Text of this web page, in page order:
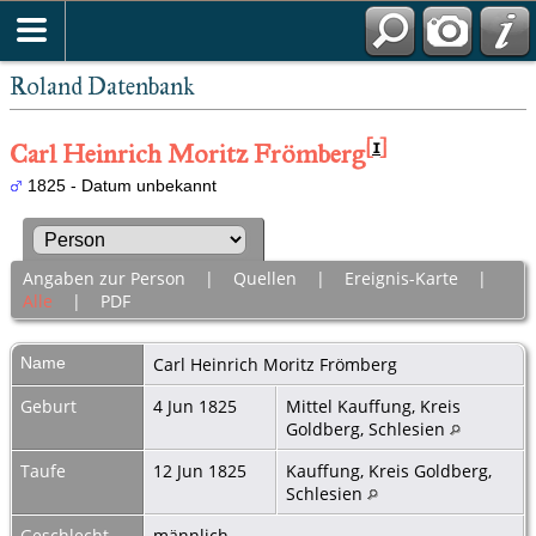
Roland Datenbank
Carl Heinrich Moritz Frömberg[1]
1825 - Datum unbekannt
Angaben zur Person | Quellen | Ereignis-Karte |
Alle | PDF
Name Carl Heinrich Moritz Frömberg
Geburt
4 Jun 1825
Mittel Kauffung, Kreis
Goldberg, Schlesien
Taufe
12 Jun 1825
Kauffung, Kreis Goldberg,
Schlesien